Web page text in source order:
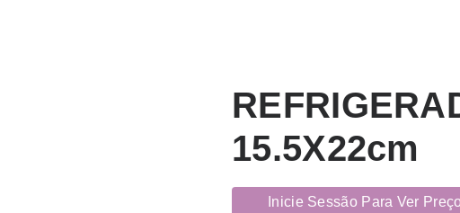
15.5X22cm
Inicie Sessão Para Ver